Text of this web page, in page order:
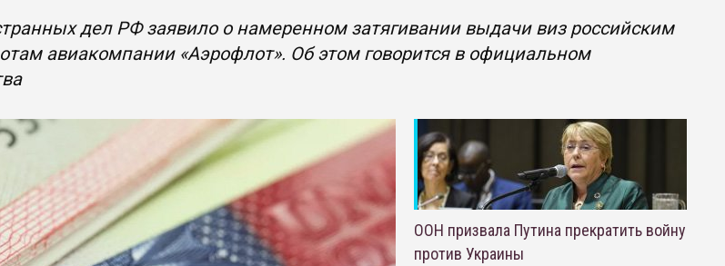
дел РФ заявило о намеренном затягивании выдачи виз российским
авиакомпании «Аэрофлот». Об этом говорится в официальном
ООН призвала Путина прекратить войну
против Украины